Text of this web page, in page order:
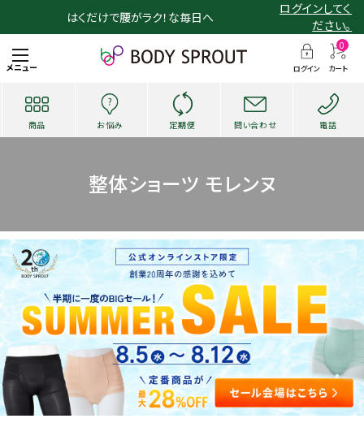
はくだけで腰がラク！な毎日へ
ログインしてく
ださい。
メニュー ログイン
0
カート
商品 お悩み 定期便 問い合わせ 電話
search
お悩み・用途から探す
ショッピングガイド
ログイン・新規会員登録
整体ショーツ モレンヌ